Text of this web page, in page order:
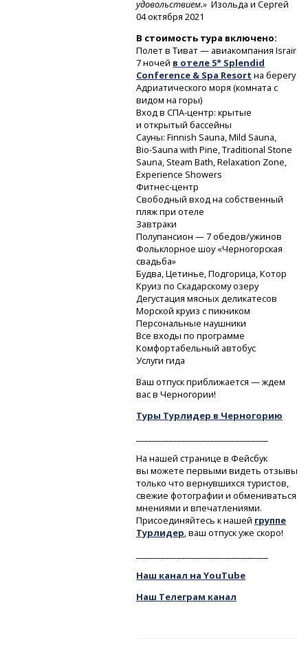
удовольствием.» Изольда и Сергей
04 октября 2021
В стоимость тура включено:
Полет в Тиват — авиакомпания Israir
7 ночей в отеле 5* Splendid
Conference & Spa Resort на берегу
Адриатического моря (комната с
видом на горы)
Входв СПА-центр: крытые
и открытый бассейны
Сауны: Finnish Sauna, Mild Sauna,
Bio-Sauna with Pine, Traditional Stone
Sauna, Steam Bath, Relaxation Zone,
Experience Showers
Фитнес-центр
Свободный вход на собственный
пляж при отеле
Завтраки
Полупансион — 7 обедов/ужинов
Фольклорное шоу «Черногорская
свадьба»
Будва, Цетинье, Подгорица, Котор
Круиз по Скадарскому озеру
Дегустация мясных деликатесов
Морской круиз с пикником
Персональные наушники
Все входы по программе
Комфортабельный автобус
Услуги гида
Ваш отпуск приближается — ждем
вас в Черногории!
Туры Турлидер в Черногорию
На нашей странице в Фейсбук
вы можете первыми видеть отзывы
только что вернувшихся туристов,
свежие фотографии и обмениваться
мнениями и впечатлениями.
Присоединяйтесь к нашей группе
Турлидер, ваш отпуск уже скоро!
Наш канал на YouTube
Наш Телеграм канал